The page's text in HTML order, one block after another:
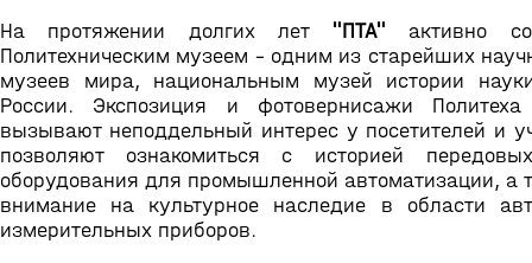
На протяжении долгих лет "ПТА" активно
Политехническим музеем – одним из старейших
музеев мира, национальным музей истории
России. Экспозиция и фотовернисажи
вызывают неподдельный интерес у посетителей и
позволяют ознакомиться с историей
оборудования для промышленной автоматизации, а
внимание на культурное наследие в области
измерительных приборов.